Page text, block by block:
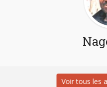
Voir tous les